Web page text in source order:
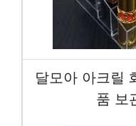
달모아 아크릴
품 보